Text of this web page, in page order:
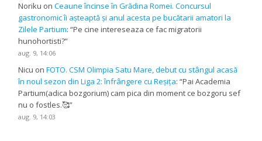
Noriku onCeaune încinse în Grădina Romei. Concursul
gastronomic îi așteaptă și anul acesta pe bucătarii amatori la
Zilele Partium: “Pe cine intereseaza ce fac migratorii
hunohortisti?”
aug. 9, 14:06
Nicu onFOTO. CSM Olimpia Satu Mare, debut cu stângul acasă
în noul sezon din Liga 2: înfrângere cu Reșița: “Pai Academia
Partium(adica bozgorium) cam pica din moment ce bozgoru sef
nu o fostles.🥰”
aug. 9, 14:03